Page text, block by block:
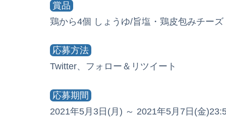
賞品
鶏から4個 しょうゆ/旨塩・鶏皮包みチー
応募方法
Twitter、フォロー＆リツイート
応募期間
2021年5月3日(月) ～ 2021年5月7日(金